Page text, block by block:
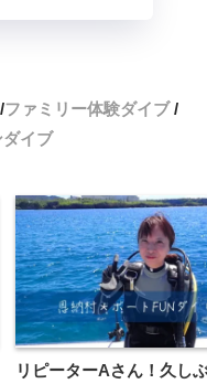
ファミリー体験ダイブ
イブ
リピーターAさん！久し